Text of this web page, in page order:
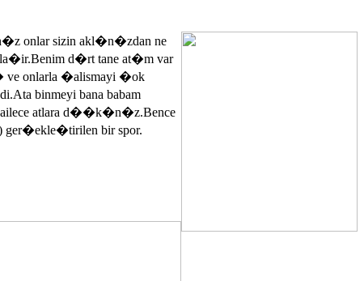
onlar sizin akl�n�zdan ne
d�rt tane at�m var
ve onlarla �alismayi �ok
binmeyi bana babam
atlara d��k�n�z.Bence
ger�ekle�tirilen bir spor.